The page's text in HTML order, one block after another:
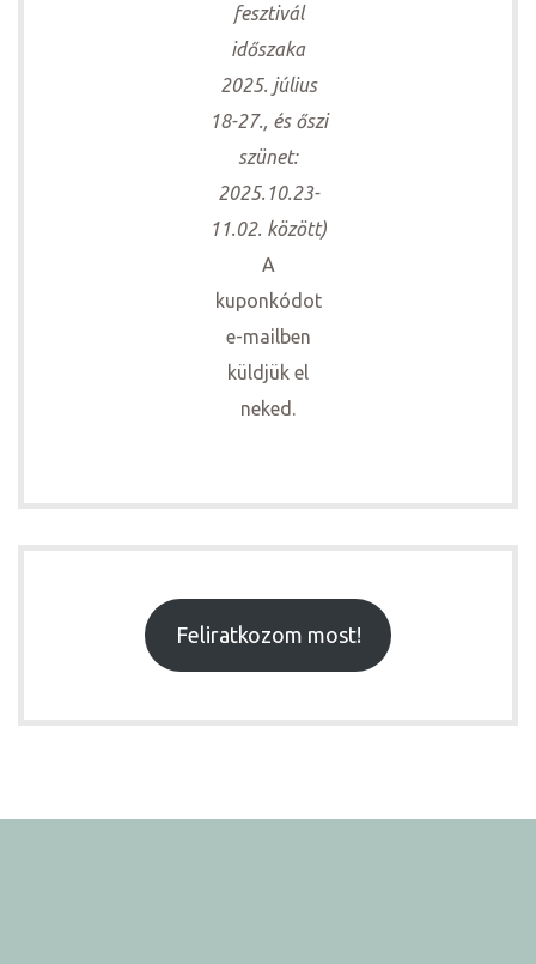
fesztivál
időszaka
2025. július
18-27., és őszi
szünet:
2025.10.23-
11.02. között)
A
kuponkódot
e-mailben
küldjük el
neked.
Feliratkozom most!